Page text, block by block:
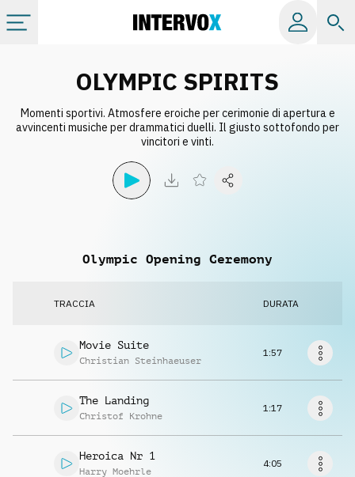
Album
Licenze
Info
Richiedi musica
OLYMPIC SPIRITS
Momenti sportivi. Atmosfere eroiche per cerimonie di apertura e
avvincenti musiche per drammatici duelli. Il giusto sottofondo per
vincitori e vinti.
Olympic Opening Ceremony
TRACCIA DURATA
Movie Suite
Christian Steinhaeuser
1:57
The Landing
Christof Krohne
1:17
Heroica Nr 1
Harry Moehrle
4:05